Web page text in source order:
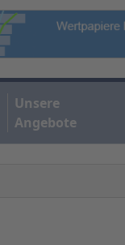
Unsere
Angebote